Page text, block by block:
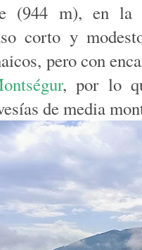
(944 m), en la
corto y
pero con
, por lo
de media